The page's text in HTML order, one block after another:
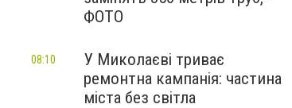
ФОТО
У Миколаєві триває
ремонтна кампанія: частина
міста без світла
08:10